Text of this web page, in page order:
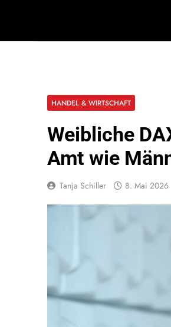
HANDEL & WIRTSCHAFT
Weibliche
Amt wie
Tanja Schiller 8. Mai 2026